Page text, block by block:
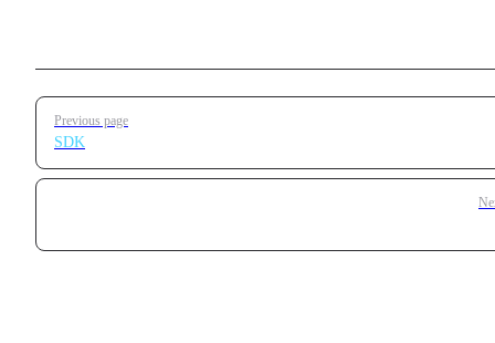
Pager
Previous page
SDK